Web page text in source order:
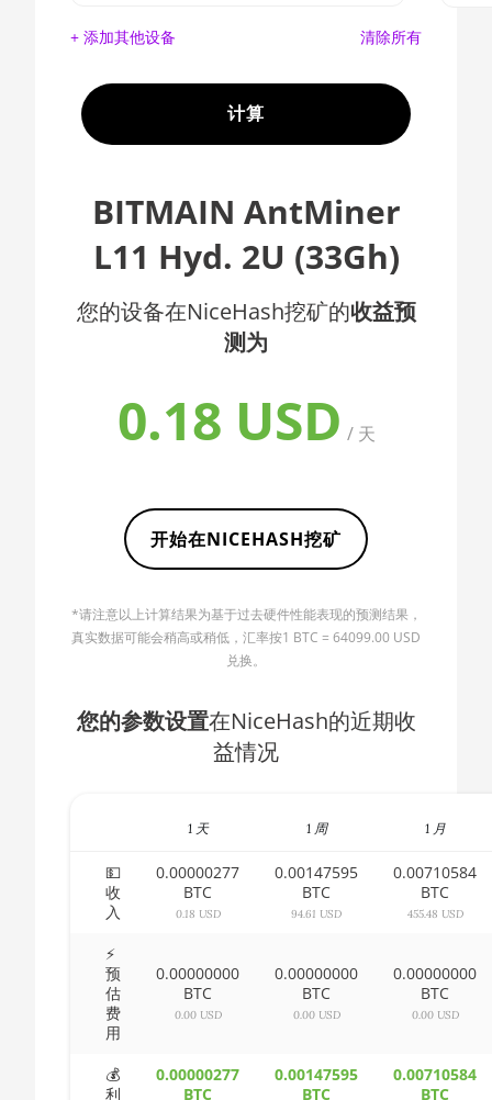
🇦🇪ㅤ AED
🇦🇫ㅤ AFN - Af
🇦🇲ㅤ AMD
🇧🇶ㅤ ANG - ƒ
🇦🇴ㅤ AOA - Kz
🏳ㅤ AWG - ƒ
🇧🇦ㅤ BAM - KM
🏳ㅤ BBD - Bds$
🇧🇬ㅤ BGN
🇧🇮ㅤ BIF - FBu
🇧🇷ㅤ BRL - R$
🏳ㅤ BSD - B$
🇧🇹ㅤ BTN - Nu.
🇧🇼ㅤ BWP
🇧🇾ㅤ BYN
🇧🇿ㅤ BZD - BZ$
BITMAIN AntMiner S17e (64Th)
AMD CPU EPYC 7352
AMD CPU EPYC 7402
AMD CPU EPYC 7551
AMD CPU EPYC 7601
AMD CPU EPYC 7742
AMD CPU Ryzen 3 1300X
AMD CPU Ryzen 5 1500X
AMD CPU Ryzen 5 1600X
AMD CPU Ryzen 5 2600
AMD CPU Ryzen 5 3500X
AMD CPU Ryzen 5 3600X
AMD CPU Ryzen 5 3600XT
AMD CPU Ryzen 5 7600X
AMD CPU Ryzen 7 1700
AMD CPU Ryzen 7 1700X
AMD CPU Ryzen 7 1800X
AMD CPU Ryzen 7 2700
AMD CPU Ryzen 7 2700X
AMD CPU Ryzen 7 3700X
+ 添加其他设备 清除所有
计算
BITMAIN AntMiner
L11 Hyd. 2U (33Gh)
您的设备在NiceHash挖矿的收益预
测为
0.18 USD/ 天
开始在NICEHASH挖矿
*请注意以上计算结果为基于过去硬件性能表现的预测结果，
真实数据可能会稍高或稍低，汇率按1 BTC = 64099.00 USD
兑换。
您的参数设置在NiceHash的近期收
益情况
1 天 1 周 1 月
💵
收
入
0.00000277
BTC
0.18 USD
0.00147595
BTC
94.61 USD
0.00710584
BTC
455.48 USD
⚡
预
估
费
用
0.00000000
BTC
0.00 USD
0.00000000
BTC
0.00 USD
0.00000000
BTC
0.00 USD
💰
利
0.00000277
BTC
0.00147595
BTC
0.00710584
BTC